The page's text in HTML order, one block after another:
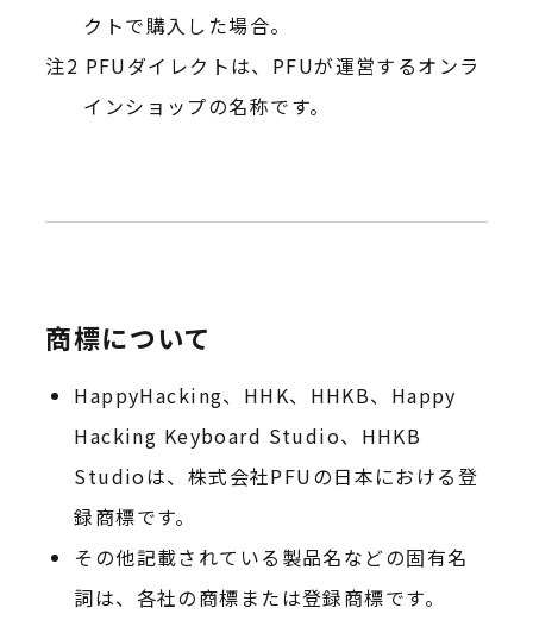
クトで購入した場合。
PFUダイレクトは、PFUが運営するオンラ
インショップの名称です。
商標について
HappyHacking、HHK、HHKB、Happy
Hacking Keyboard Studio、HHKB
Studioは、株式会社PFUの日本における登
録商標です。
その他記載されている製品名などの固有名
詞は、各社の商標または登録商標です。